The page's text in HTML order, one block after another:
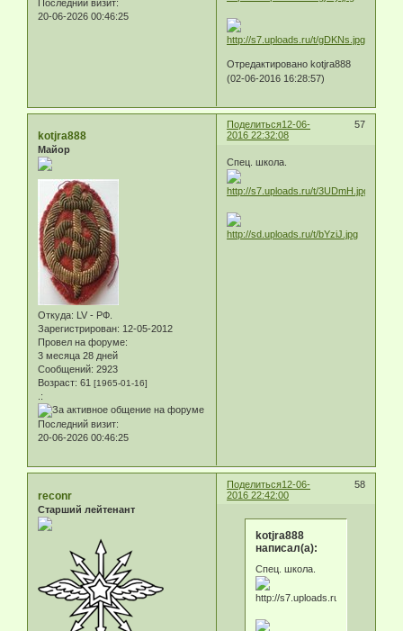
Последний визит:
20-06-2026 00:46:25
Отредактировано kotjra888
(02-06-2016 16:28:57)
Поделиться 57
12-06-
2016 22:32:08
kotjra888
Майор
Откуда: LV - РФ.
Зарегистрирован: 12-05-2012
Провел на форуме:
3 месяца 28 дней
Сообщений: 2923
Возраст: 61 [1965-01-16]
.:
Последний визит:
20-06-2026 00:46:25
Спец. школа.
Поделиться 58
12-06-
2016 22:42:00
reconr
Старший лейтенант
kotjra888
написал(а):
Спец. школа.